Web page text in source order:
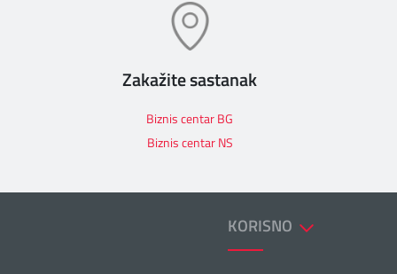
Zakažite sastanak
Biznis centar BG
Biznis centar NS
KORISNO